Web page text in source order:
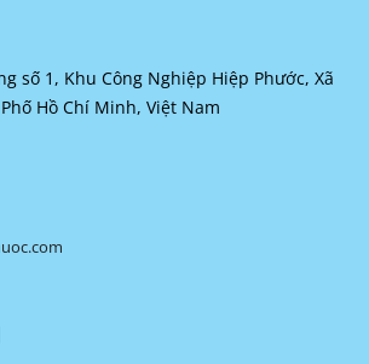
số 1, Khu Công Nghiệp Hiệp Phước, Xã
Hồ Chí Minh, Việt Nam